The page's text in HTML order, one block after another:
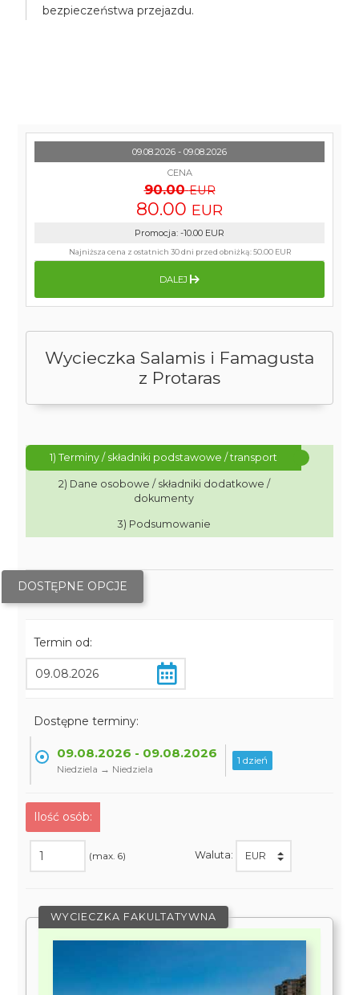
bezpieczeństwa przejazdu.
Wycieczka Salamis i Famagusta
z Protaras
1) Terminy / składniki podstawowe / transport
2) Dane osobowe / składniki dodatkowe /
dokumenty
3) Podsumowanie
DOSTĘPNE OPCJE
Termin od:
Dostępne terminy:
09.08.2026 - 09.08.2026
Niedziela → Niedziela
1 dzień
Ilość osób:
(max. 6) Waluta:
WYCIECZKA FAKULTATYWNA
09.08.2026 - 09.08.2026
CENA
90.00 EUR
80.00 EUR
Promocja: -10.00 EUR
Najniższa cena z ostatnich 30 dni przed obniżką:50.00 EUR
DALEJ